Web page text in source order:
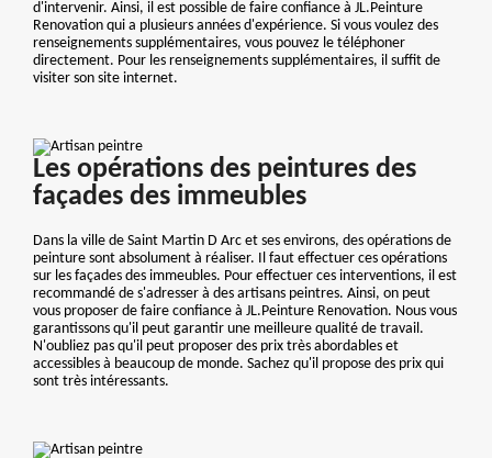
d'intervenir. Ainsi, il est possible de faire confiance à JL.Peinture
Renovation qui a plusieurs années d'expérience. Si vous voulez des
renseignements supplémentaires, vous pouvez le téléphoner
directement. Pour les renseignements supplémentaires, il suffit de
visiter son site internet.
Les opérations des peintures des
façades des immeubles
Dans la ville de Saint Martin D Arc et ses environs, des opérations de
peinture sont absolument à réaliser. Il faut effectuer ces opérations
sur les façades des immeubles. Pour effectuer ces interventions, il est
recommandé de s'adresser à des artisans peintres. Ainsi, on peut
vous proposer de faire confiance à JL.Peinture Renovation. Nous vous
garantissons qu'il peut garantir une meilleure qualité de travail.
N'oubliez pas qu'il peut proposer des prix très abordables et
accessibles à beaucoup de monde. Sachez qu'il propose des prix qui
sont très intéressants.